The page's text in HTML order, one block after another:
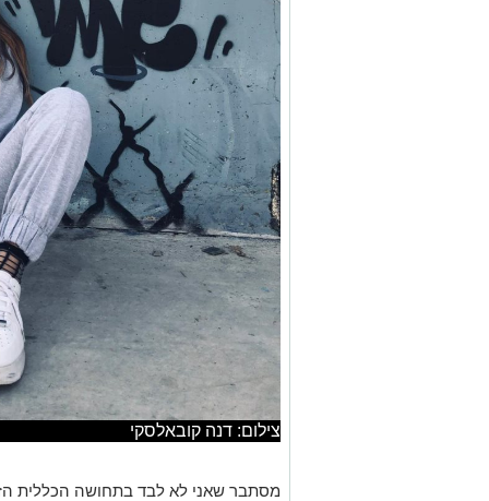
צילום: דנה קובאלסקי
מסתבר שאני לא לבד בתחושה הכללית